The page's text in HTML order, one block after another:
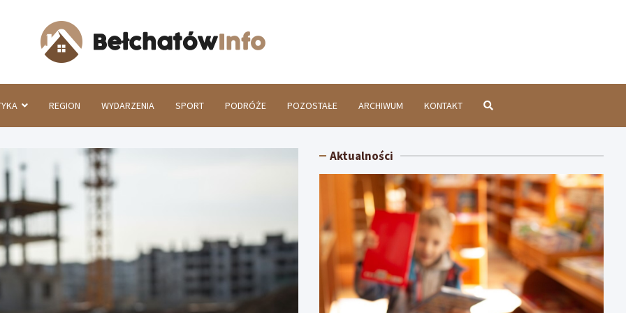
REGION WYDARZENIA SPORT PODRÓŻE POZOSTAŁE ARCHIWUM KONTAKT
Aktualności